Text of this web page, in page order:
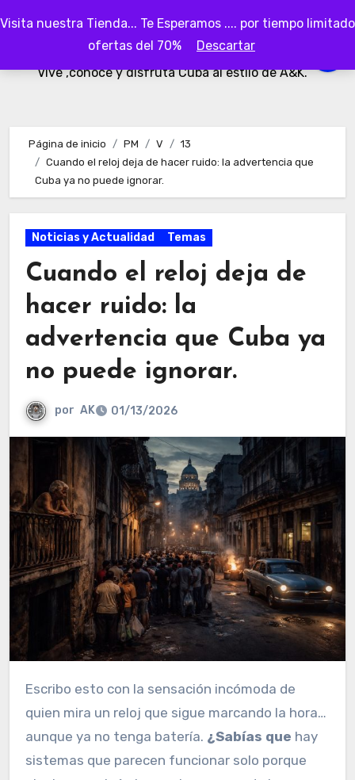
Visita nuestra Tienda... Te Esperamos .... por tiempo limitado
ofertas del 70%
Descartar
al
AKubaa
Vive ,conoce y disfruta Cuba al estilo de A&K.
Página de inicio PM V
13
Cuando el reloj deja de hacer ruido: la advertencia que
Cuba ya no puede ignorar.
Noticias y Actualidad Temas
Cuando el reloj deja de
hacer ruido: la
advertencia que Cuba ya
no puede ignorar.
por AK 01/13/2026
Escribo esto con la sensación incómoda de
quien mira un reloj que sigue marcando la hora…
aunque ya no tenga batería. ¿Sabías que hay
sistemas que parecen funcionar solo porque